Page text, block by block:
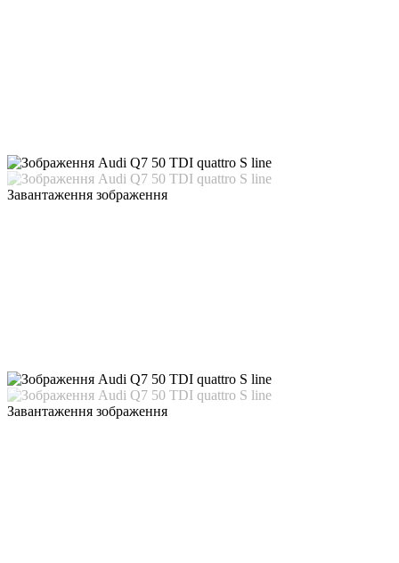
Завантаження зображення
Завантаження зображення